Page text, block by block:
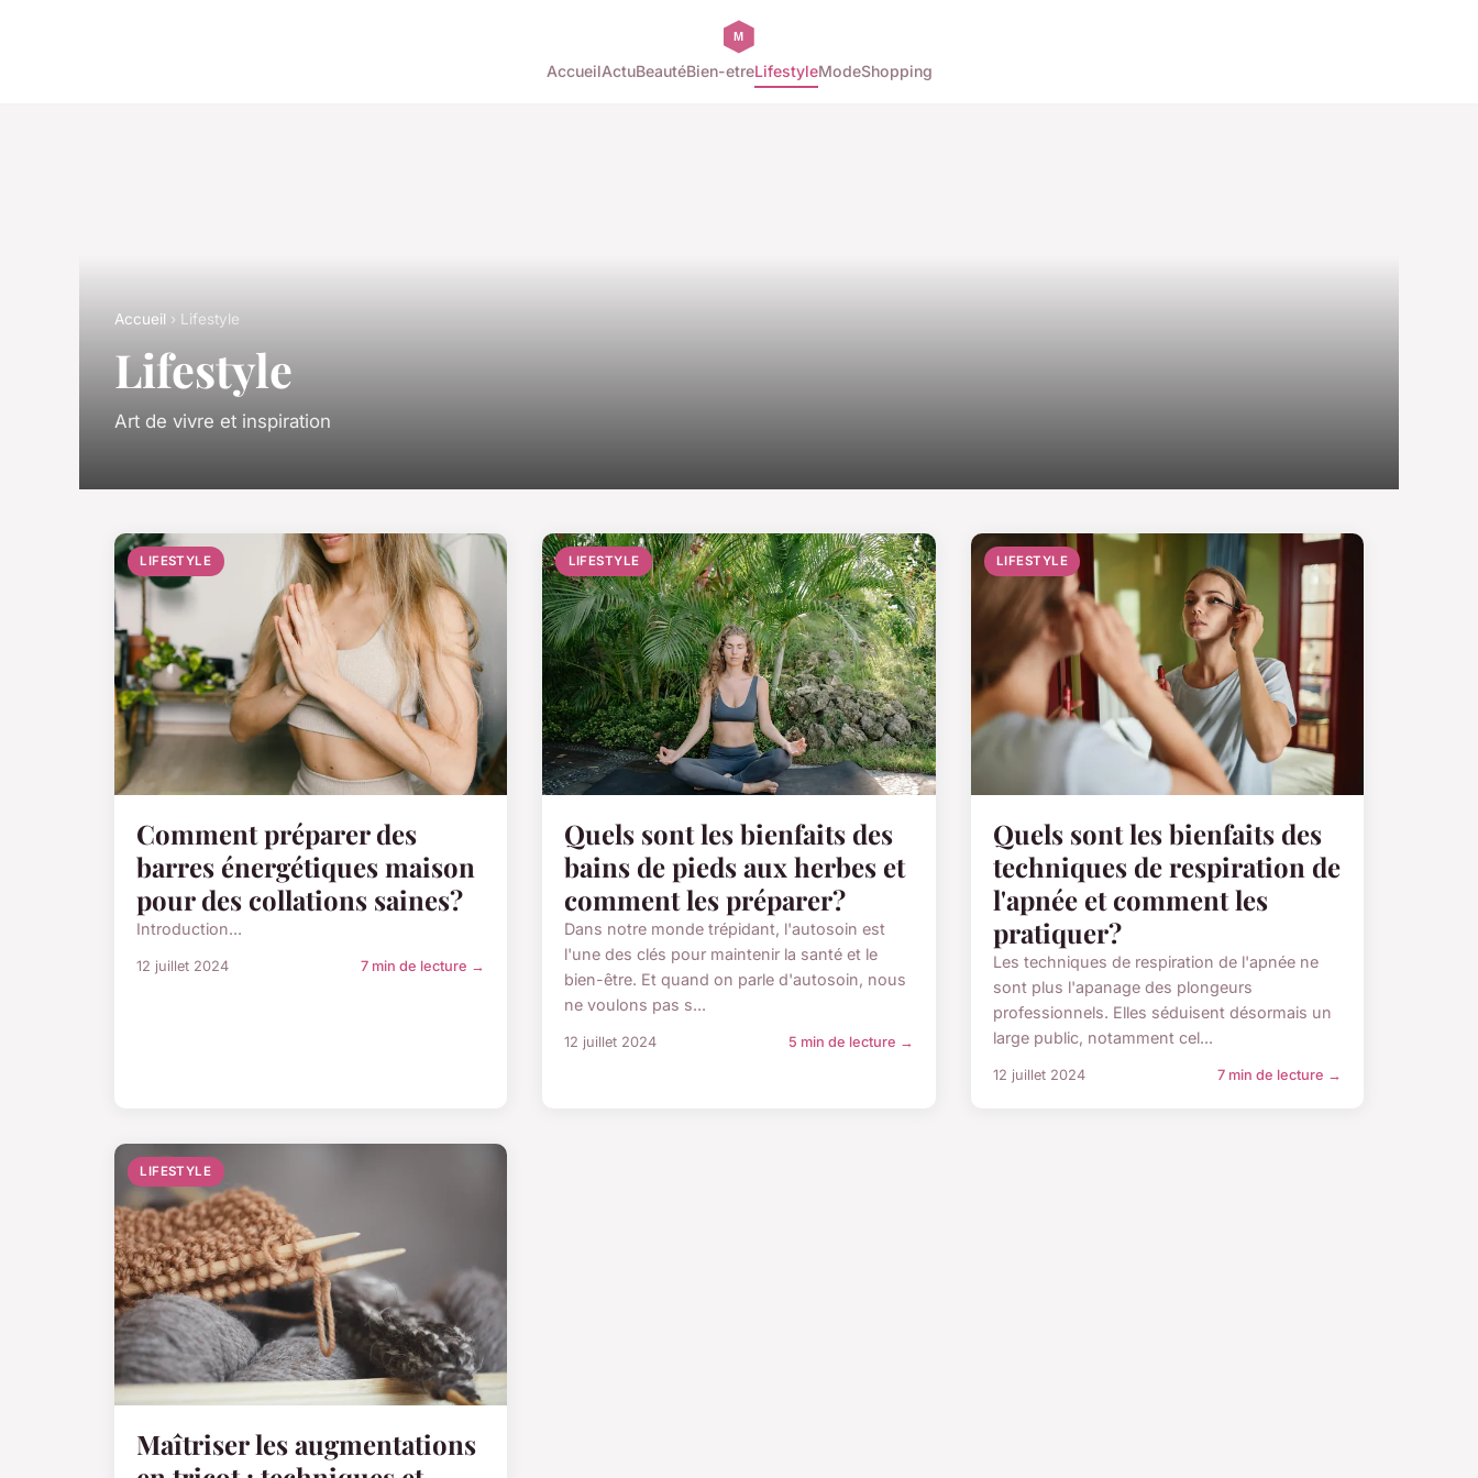
AccueilActuBeautéBien-etreLifestyleModeShopping
Accueil › Lifestyle
Lifestyle
Art de vivre et inspiration
LIFESTYLE
Comment préparer des
barres énergétiques maison
pour des collations saines?
Introduction...
12 juillet 2024 7 min de lecture →
LIFESTYLE
Quels sont les bienfaits des
bains de pieds aux herbes et
comment les préparer?
Dans notre monde trépidant, l'autosoin est
l'une des clés pour maintenir la santé et le
bien-être. Et quand on parle d'autosoin, nous
ne voulons pas s...
12 juillet 2024 5 min de lecture →
LIFESTYLE
Quels sont les bienfaits des
techniques de respiration de
l'apnée et comment les
pratiquer?
Les techniques de respiration de l'apnée ne
sont plus l'apanage des plongeurs
professionnels. Elles séduisent désormais un
large public, notamment cel...
12 juillet 2024 7 min de lecture →
LIFESTYLE
Maîtriser les augmentations